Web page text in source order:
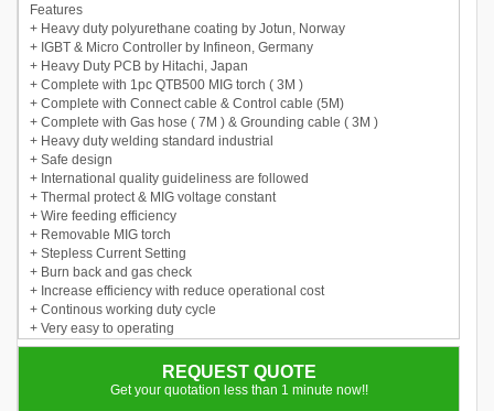
Features
+ Heavy duty polyurethane coating by Jotun, Norway
+ IGBT & Micro Controller by Infineon, Germany
+ Heavy Duty PCB by Hitachi, Japan
+ Complete with 1pc QTB500 MIG torch ( 3M )
+ Complete with Connect cable & Control cable (5M)
+ Complete with Gas hose ( 7M ) & Grounding cable ( 3M )
+ Heavy duty welding standard industrial
+ Safe design
+ International quality guideliness are followed
+ Thermal protect & MIG voltage constant
+ Wire feeding efficiency
+ Removable MIG torch
+ Stepless Current Setting
+ Burn back and gas check
+ Increase efficiency with reduce operational cost
+ Continous working duty cycle
+ Very easy to operating
REQUEST QUOTE
Get your quotation less than 1 minute now!!